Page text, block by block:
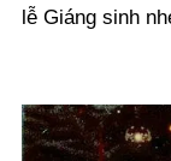
lễ Giáng sinh